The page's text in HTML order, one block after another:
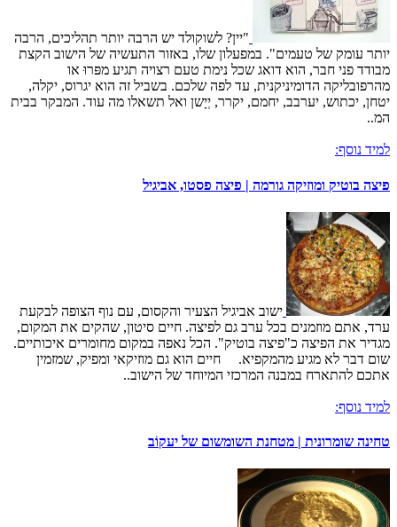
"יין? לשוקולד יש הרבה יותר תהליכים, הרבה
יותר עומק של טעמים". במפעלון שלו, באזור התעשיה של הישוב הקצת
מבודד פני חבר, הוא דואג שכל נימת טעם רצויה תגיע מפּרוּ או
מהרפובליקה הדומיניקנית, עד לפה שלכם. בשביל זה הוא יגרוס, יקלה,
יטחן, יכתוש, יערבב, יחמם, יקרר, יְיָשן ואל תשאלו מה עוד. המבקר בבית
המ..
למיד נוסף:
פיצה בוטיק ומוזיקה גורמה | פיצה פסטו, אביגיל
ישוב אביגיל הצעיר והקסום, עם נוף הצופה לבקעת
ערד, אתם מוזמנים בכל ערב גם לפיצה. חיים סיטון, שהקים את המקום,
מגדיר את הפיצה כ"פיצה בוטיק". הכל נאפה במקום מחומרים איכותיים.
שום דבר לא מגיע מהמקפיא. חיים הוא גם מוזיקאי ומפיק, שמזמין
אתכם להתארח במבנה המרכזי המיוחד של הישוב..
למיד נוסף:
טחינה שומרונית | מטחנת השומשום של יעקוֹב